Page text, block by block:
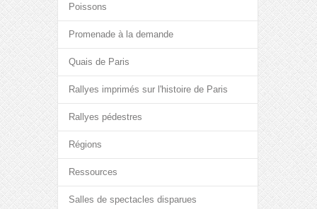
Poissons
Promenade à la demande
Quais de Paris
Rallyes imprimés sur l'histoire de Paris
Rallyes pédestres
Régions
Ressources
Salles de spectacles disparues